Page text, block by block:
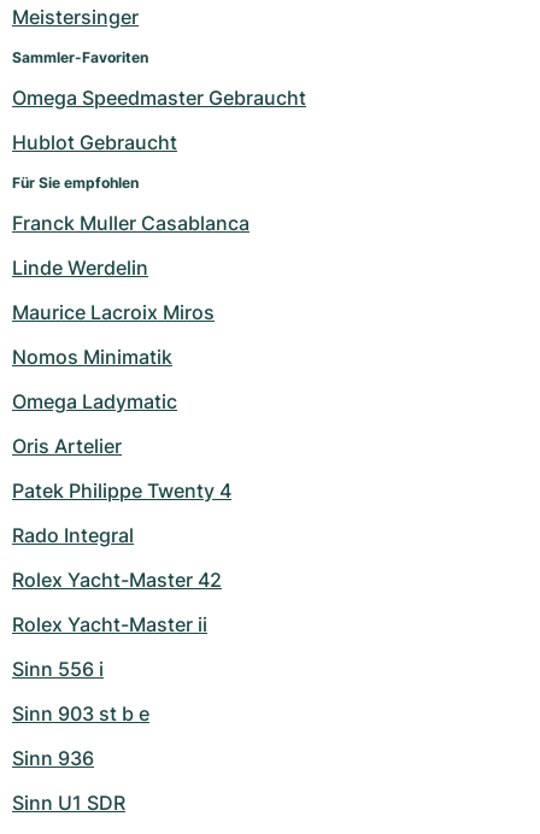
Meistersinger
Sammler-Favoriten
Omega Speedmaster Gebraucht
Hublot Gebraucht
Für Sie empfohlen
Franck Muller Casablanca
Linde Werdelin
Maurice Lacroix Miros
Nomos Minimatik
Omega Ladymatic
Oris Artelier
Patek Philippe Twenty 4
Rado Integral
Rolex Yacht-Master 42
Rolex Yacht-Master ii
Sinn 556 i
Sinn 903 st b e
Sinn 936
Sinn U1 SDR